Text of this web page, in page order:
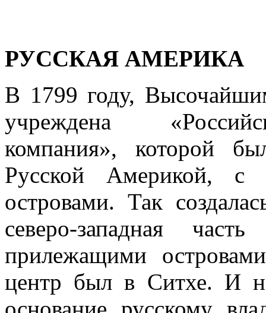
РУССКАЯ АМЕРИКА
В 1799 году,
учреждена
компания», которой
Русской Америкой, с
островами. Так
северо-запад­ная
прилежа­щими
центр был в Ситхе. И